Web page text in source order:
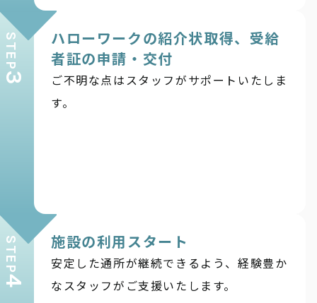
STEP
3
ハローワークの紹介状取得、受給
者証の申請・交付
ご不明な点はスタッフがサポートいたしま
す。
STEP
4
施設の利用スタート
安定した通所が継続できるよう、経験豊か
なスタッフがご支援いたします。